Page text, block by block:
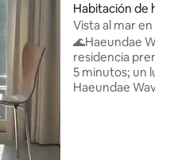
Habitación de
ndae-gu
Vista al mar en
de la playa
parejas, familiares
🌊Haeundae
residencia premium Mar de
5 minutos; un
Haeundae Wave,